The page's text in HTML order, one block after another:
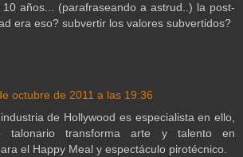
años... (parafraseando a astrud..) la post-
era eso? subvertir los valores subvertidos?
octubre de 2011 a las 19:36
de Hollywood es especialista en ello,
transforma arte y talento en
el Happy Meal y espectáculo pirotécnico.